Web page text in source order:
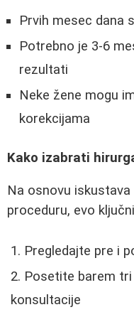
Prvih mesec dana
Potrebno je 3-6
rezultati
Neke žene mogu
korekcijama
Kako izabrati
Na osnovu
proceduru, evo
Pregledajte pre i
Posetite barem
konsultacije